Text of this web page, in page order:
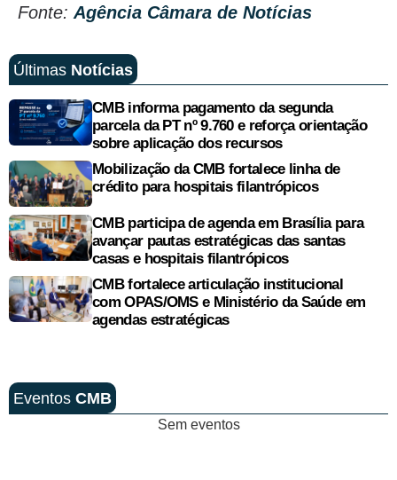
Fonte:Agência Câmara de Notícias
Últimas Notícias
CMB informa pagamento da segunda
parcela da PT nº 9.760 e reforça orientação
sobre aplicação dos recursos
Mobilização da CMB fortalece linha de
crédito para hospitais filantrópicos
CMB participa de agenda em Brasília para
avançar pautas estratégicas das santas
casas e hospitais filantrópicos
CMB fortalece articulação institucional
com OPAS/OMS e Ministério da Saúde em
agendas estratégicas
Eventos CMB
Sem eventos